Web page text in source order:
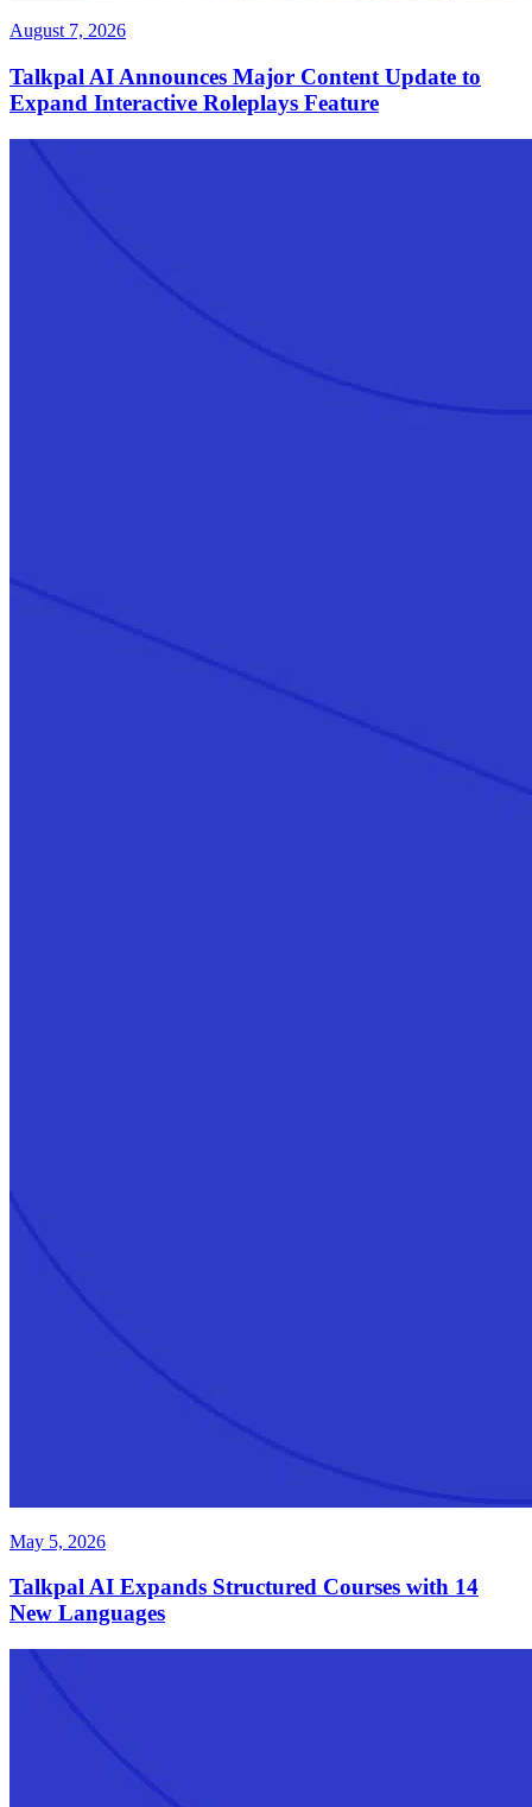
August 7, 2026
Talkpal AI Announces Major Content Update to
Expand Interactive Roleplays Feature
May 5, 2026
Talkpal AI Expands Structured Courses with 14
New Languages